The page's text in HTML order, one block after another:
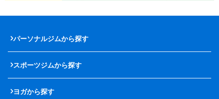
パーソナルジムから探す
スポーツジムから探す
ヨガから探す